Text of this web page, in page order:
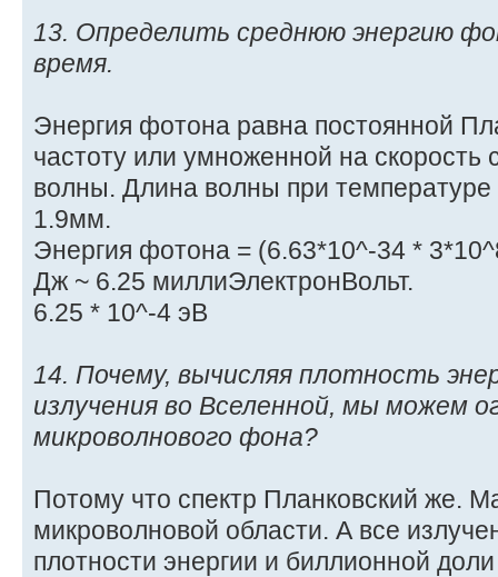
13. Определить среднюю энергию
время.
Энергия фотона равна постоянной
частоту или умноженной на скорость
волны. Длина волны при
1.9мм.
Энергия фотона = (6.63*10^-34 *
Дж ~ 6.25 миллиЭлектронВольт.
6.25 * 10^-4 эВ
14. Почему, вычисляя плотность
излучения во Вселенной, мы можем
микроволнового фона?
Потому что спектр Планковский же.
микроволновой области. А все
плотности энергии и биллионной